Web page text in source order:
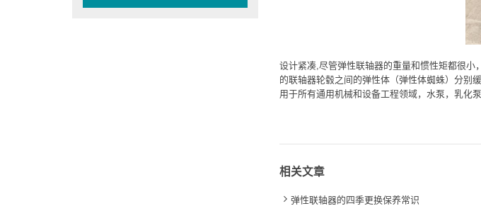
设计紧凑,尽管弹性联轴器的重量和惯性矩都很
的联轴器轮毂之间的弹性体（弹性体蜘蛛）分别
用于所有通用机械和设备工程领域，水泵，乳化
相关文章
 弹性联轴器的四季更换保养常识